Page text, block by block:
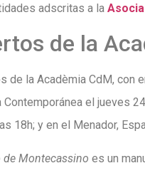
adscritas a la
de la
de la Acadèmia CdM, con
Contemporánea el jueves
18h; y en el Menador,
de Montecassino es un